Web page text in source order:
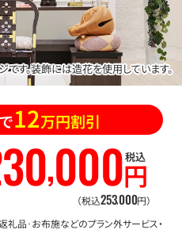
す。装飾には造花を使用しています。
12万円割引
,000円
税込
（税込253,000円）
品･お布施などのプラン外サービス・